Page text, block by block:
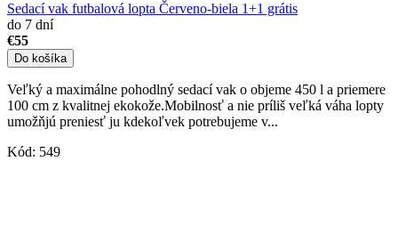
Sedací vak futbalová lopta Červeno-biela 1+1 grátis
do 7 dní
€55
Do košíka
Veľký a maximálne pohodlný sedací vak o objeme 450 l a priemere
100 cm z kvalitnej ekokože.Mobilnosť a nie príliš veľká váha lopty
umožňjú preniesť ju kdekoľvek potrebujeme v...
Kód: 549